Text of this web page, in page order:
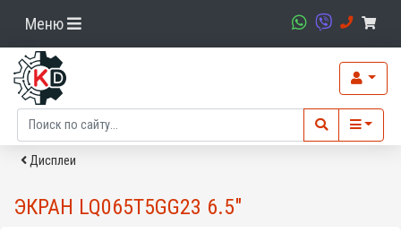
Меню
Дисплеи
ЭКРАН LQ065T5GG23 6.5"